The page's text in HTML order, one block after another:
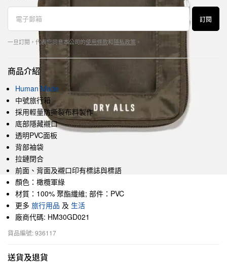
訂閱
一旦訂閱，代表您同意本公司的使用條款和隱私政策 。
商品介紹
Human Made
中號旅行箱
採用輕量防撕裂布料製作
底部隱藏襯口
透明PVC面板
背部袖袋
拉鏈閉合
前面、背面及襯口印有標誌與標語
顏色：橄欖軍綠
材質：100% 聚酯纖維; 部件：PVC
更多 旅行用品 及 生活
廠商代碼: HM30GD021
貨品編號: 936117
送貨及退貨